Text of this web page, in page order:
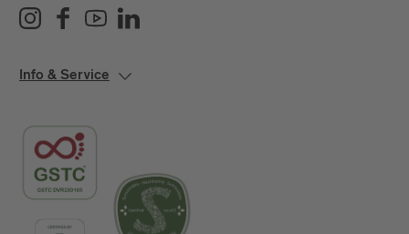
Info & Service